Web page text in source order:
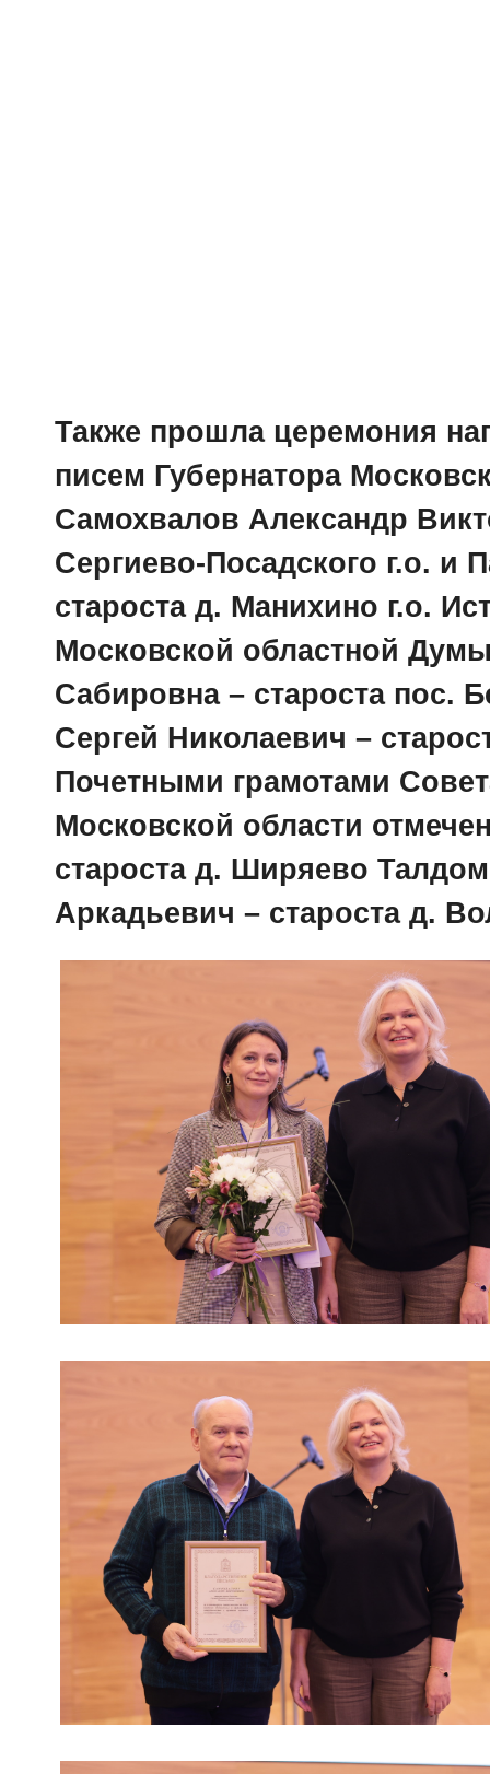
Также прошла церемония
писем Губернатора
Самохвалов Александр
Сергиево-Посадского г.о.
староста д. Манихино г.о.
Московской областной
Сабировна – староста пос.
Сергей Николаевич –
Почетными грамотами
Московской области
староста д. Ширяево
Аркадьевич – староста д.